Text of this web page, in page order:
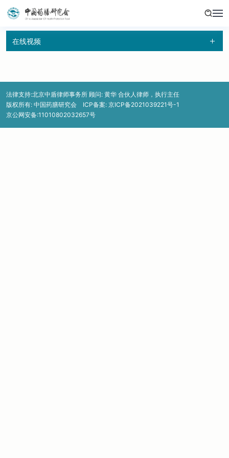
在线视频
法律支持:北京中盾律师事务所 顾问: 黄华 合伙人律师，执行主任
版权所有: 中国药膳研究会 ICP备案: 京ICP备2021039221号-1
京公网安备:11010802032657号